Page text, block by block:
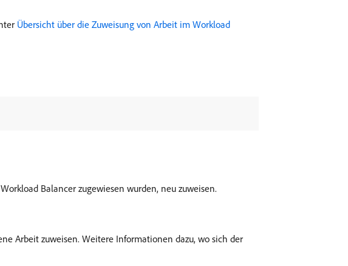
Übersicht über die Zuweisung von Arbeit im Workload
Balancer zugewiesen wurden, neu zuweisen.
Arbeit zuweisen. Weitere Informationen dazu, wo sich der